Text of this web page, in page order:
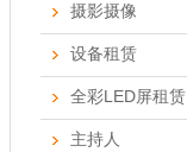
摄影摄像
设备租赁
全彩LED屏租赁
主持人